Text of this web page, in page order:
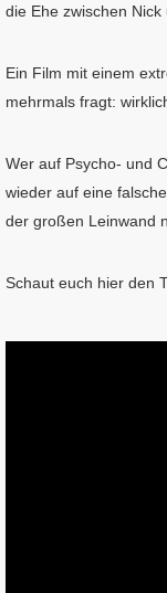
die Ehe zwischen Nick
Ein Film mit einem
mehrmals fragt:
Wer auf Psycho- und
wieder auf eine
der großen Leinwand
Schaut euch hier den